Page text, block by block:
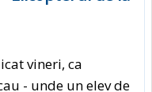
vineri, ca
- unde un elev de